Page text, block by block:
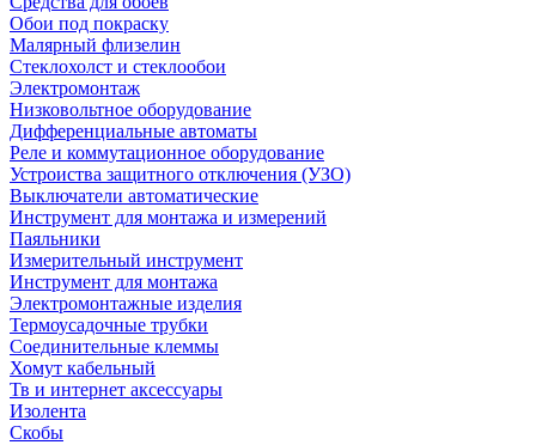
Обои под покраску
Малярный флизелин
Стеклохолст и стеклообои
Электромонтаж
Низковольтное оборудование
Дифференциальные автоматы
Реле и коммутационное оборудование
Устроиства защитного отключения (УЗО)
Выключатели автоматические
Инструмент для монтажа и измерений
Паяльники
Измерительный инструмент
Инструмент для монтажа
Электромонтажные изделия
Термоусадочные трубки
Соединительные клеммы
Хомут кабельный
Тв и интернет аксессуары
Изолента
Скобы